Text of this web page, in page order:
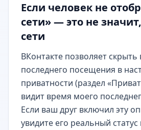
Если человек не
сети» — это не
сети
ВКонтакте позволяет скрыть
последнего посещения в
приватности (раздел
видит время моего
Если ваш друг включил эту
увидите его реальный